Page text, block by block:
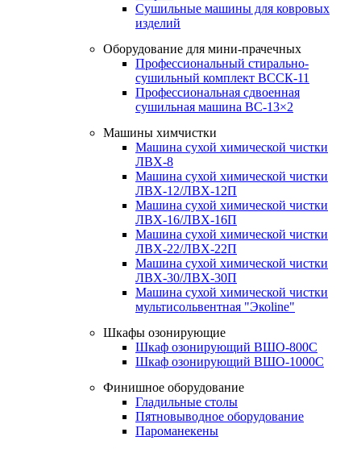
Сушильные машины для ковровых
изделий
Оборудование для мини-прачечных
Профессиональный стирально-
сушильный комплект ВССК-11
Профессиональная сдвоенная
сушильная машина ВС-13×2
Машины химчистки
Машина сухой химической чистки
ЛВХ-8
Машина сухой химической чистки
ЛВХ-12/ЛВХ-12П
Машина сухой химической чистки
ЛВХ-16/ЛВХ-16П
Машина сухой химической чистки
ЛВХ-22/ЛВХ-22П
Машина сухой химической чистки
ЛВХ-30/ЛВХ-30П
Машина сухой химической чистки
мультисольвентная "Экоline"
Шкафы озонирующие
Шкаф озонирующий ВШО-800С
Шкаф озонирующий ВШО-1000С
Финишное оборудование
Гладильные столы
Пятновыводное оборудование
Пароманекены